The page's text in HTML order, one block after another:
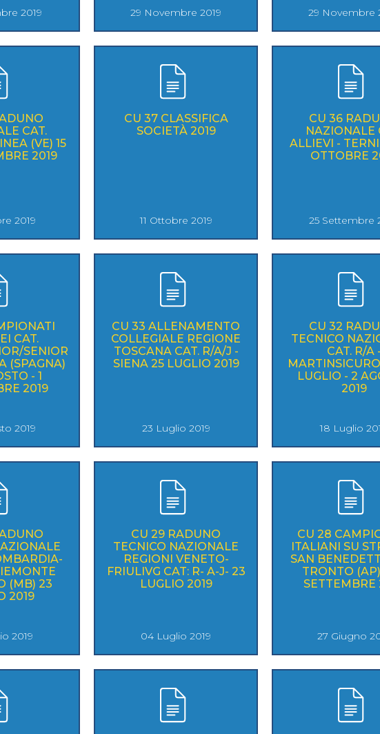
2019 29 Novembre 2019 29 Novembre
CAT.
(VE) 15
2019
2019
CU 37 CLASSIFICA
SOCIETÀ 2019
11 Ottobre 2019
CU 36
NAZIONALE
ALLIEVI -
OTTOBRE
25 Settembre
CAT.
SENIOR
(SPAGNA)
- 1
2019
2019
CU 33 ALLENAMENTO
COLLEGIALE REGIONE
TOSCANA CAT. R/A/J -
SIENA 25 LUGLIO 2019
23 Luglio 2019
CU 32
TECNICO
CAT. R/A -
LUGLIO - 2
2019
18 Luglio
(MB) 23
2019
2019
CU 29 RADUNO
TECNICO NAZIONALE
REGIONI VENETO-
FRIULIVG CAT: R- A-J- 23
LUGLIO 2019
04 Luglio 2019
CU 28
ITALIANI SU
SAN
TRONTO
SETTEMBRE
27 Giugno
Ricerca Impianti Feed Photogallery Privacy